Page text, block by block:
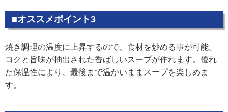
■オススメポイント3
焼き調理の温度に上昇するので、食材を炒める事が可能。
コクと旨味が抽出された香ばしいスープが作れます。優れ
た保温性により、最後まで温かいままスープを楽しめま
す。